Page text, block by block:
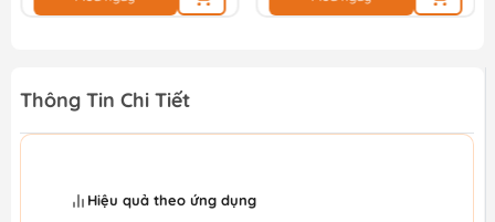
Thông Tin Chi Tiết
Hiệu quả theo ứng dụng